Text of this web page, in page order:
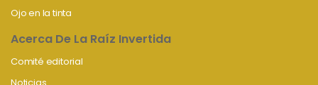
Ojo en la tinta
Acerca De La Raíz Invertida
Comité editorial
Noticias